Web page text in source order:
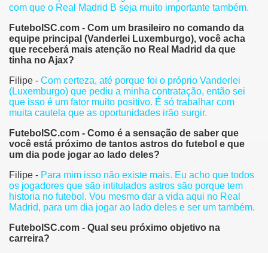
com que o Real Madrid B seja muito importante também.
FutebolSC.com - Com um brasileiro no comando da
equipe principal (Vanderlei Luxemburgo), você acha
que receberá mais atenção no Real Madrid da que
tinha no Ajax?
Filipe - Com certeza, até porque foi o próprio Vanderlei
(Luxemburgo) que pediu a minha contratação, então sei
que isso é um fator muito positivo. É só trabalhar com
muita cautela que as oportunidades irão surgir.
FutebolSC.com - Como é a sensação de saber que
você está próximo de tantos astros do futebol e que
um dia pode jogar ao lado deles?
Filipe - Para mim isso não existe mais. Eu acho que todos
os jogadores que são intitulados astros são porque tem
historia no futebol. Vou mesmo dar a vida aqui no Real
Madrid, para um dia jogar ao lado deles e ser um também.
FutebolSC.com - Qual seu próximo objetivo na
carreira?